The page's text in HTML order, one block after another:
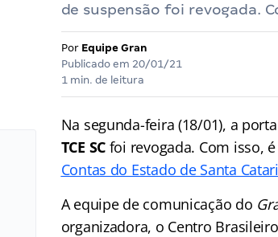
de suspensão foi revogada.
Por Equipe Gran
Publicado em 20/01/21
1 min. de leitura
Na segunda-feira (18/01), a
TCE SCfoi revogada. Com isso,
Contas do Estado de Santa
A equipe de comunicação do
organizadora, o Centro